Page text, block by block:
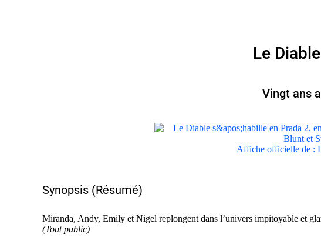
Le
Vingt ans
Affiche officielle de :
Synopsis (Résumé)
Miranda, Andy, Emily et Nigel replongent dans l’univers impitoyable et
(Tout public)